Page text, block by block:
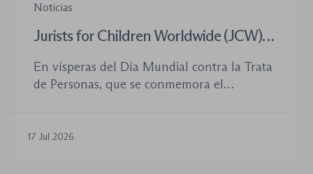
Noticias
Jurists for Children Worldwide (JCW)
para combatir la trata de menores y
defender el Estado de Derecho
En vísperas del Día Mundial contra la Trata
de Personas, que se conmemora el
la World Jurist Association (WJA) y Just
17 Jul 2026